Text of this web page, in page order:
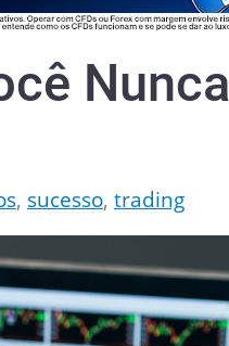
Nunca
, sucesso, trading